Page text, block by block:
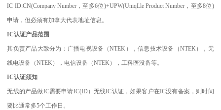
IC ID:CN(Company Number，至多6位)+UPW(UniqLle Product Number，至多8位)
申请，但必须有加拿大代表地址信息。
IC认证产品范围
其负责产品大致分为：广播电视设备（NTEK），信息技术设备（NTEK），无
线电设备（NTEK），电信设备（NTEK），工科医没备等。
IC认证须知
无线的产品做IC需要申请IC(ID）无线IC认证，如果客户在IC没有备案，则时间
要比通常多5个工作日。